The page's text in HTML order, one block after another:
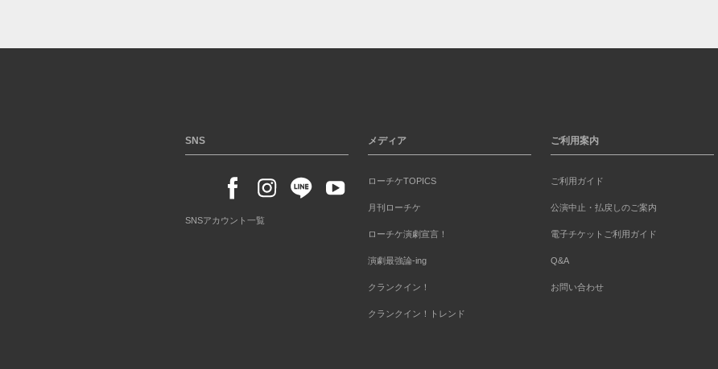
SNS
SNSアカウント一覧
メディア
ローチケTOPICS
月刊ローチケ
ローチケ演劇宣言！
演劇最強論-ing
クランクイン！
クランクイン！トレンド
ご利用案内
ご利用ガイド
公演中止・払戻しのご案内
電子チケットご利用ガイド
Q&A
お問い合わせ